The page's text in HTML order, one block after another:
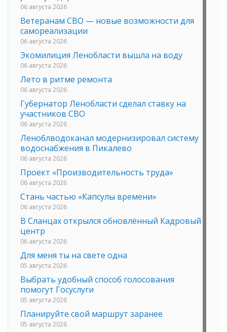
06 августа 2026
Ветеранам СВО — новые возможности для
самореализации
06 августа 2026
Экомилиция Ленобласти вышла на воду
06 августа 2026
Лето в ритме ремонта
06 августа 2026
Губернатор Ленобласти сделал ставку на
участников СВО
06 августа 2026
Леноблводоканал модернизировал систему
водоснабжения в Пикалево
06 августа 2026
Проект «Производительность труда»
06 августа 2026
Стань частью «Капсулы времени»
06 августа 2026
В Сланцах открылся обновлённый Кадровый
центр
06 августа 2026
Для меня ты на свете одна
05 августа 2026
Выбрать удобный способ голосования
помогут Госуслуги
05 августа 2026
Планируйте свой маршрут заранее
05 августа 2026